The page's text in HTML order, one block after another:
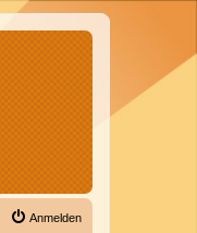
Anmelden